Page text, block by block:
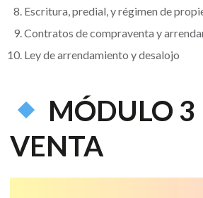
Escritura, predial, y régimen de
Contratos de compraventa y
Ley de arrendamiento y desalojo
MÓDULO 3
VENTA